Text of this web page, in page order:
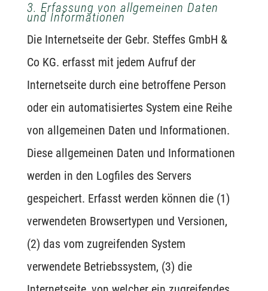
3. Erfassung von allgemeinen Daten
und Informationen
Die Internetseite der Gebr. Steffes GmbH &
Co KG. erfasst mit jedem Aufruf der
Internetseite durch eine betroffene Person
oder ein automatisiertes System eine Reihe
von allgemeinen Daten und Informationen.
Diese allgemeinen Daten und Informationen
werden in den Logfiles des Servers
gespeichert. Erfasst werden können die (1)
verwendeten Browsertypen und Versionen,
(2) das vom zugreifenden System
verwendete Betriebssystem, (3) die